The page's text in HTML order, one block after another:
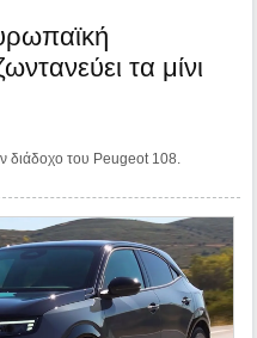
τα μίνι
διάδοχο του Peugeot 108.